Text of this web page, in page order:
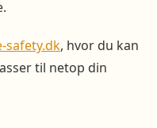
safety.dk, hvor du kan
til netop din